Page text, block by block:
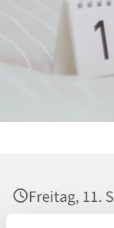
Freitag, 11.